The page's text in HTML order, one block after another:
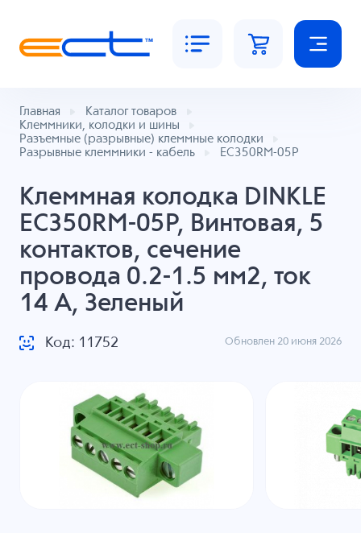
Главная
Каталог товаров
Клеммники, колодки и шины
Разъемные (разрывные) клеммные колодки
Разрывные клеммники - кабель
EC350RM-05P
Клеммная колодка DINKLE
EC350RM-05P, Винтовая, 5
контактов, сечение
провода 0.2-1.5 мм2, ток
14 A, Зеленый
Код: 11752 Обновлен 20 июня 2026